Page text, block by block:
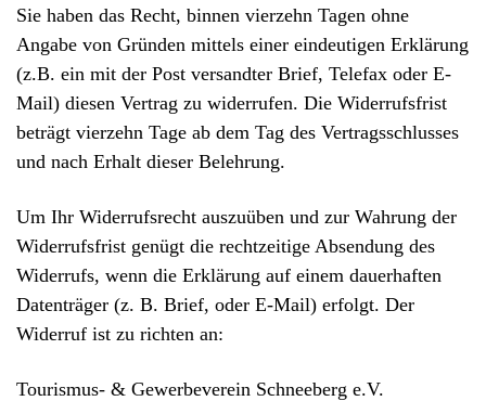
Sie haben das Recht, binnen vierzehn Tagen ohne
Angabe von Gründen mittels einer eindeutigen Erklärung
(z.B. ein mit der Post versandter Brief, Telefax oder E-
Mail) diesen Vertrag zu widerrufen. Die Widerrufsfrist
beträgt vierzehn Tage ab dem Tag des Vertragsschlusses
und nach Erhalt dieser Belehrung.
Um Ihr Widerrufsrecht auszuüben und zur Wahrung der
Widerrufsfrist genügt die rechtzeitige Absendung des
Widerrufs, wenn die Erklärung auf einem dauerhaften
Datenträger (z. B. Brief, oder E-Mail) erfolgt. Der
Widerruf ist zu richten an:
Tourismus- & Gewerbeverein Schneeberg e.V.